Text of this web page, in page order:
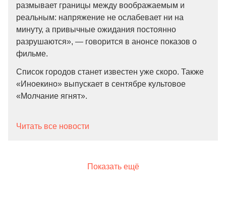
размывает границы между воображаемым и
реальным: напряжение не ослабевает ни на
минуту, а привычные ожидания постоянно
разрушаются», — говорится в анонсе показов о
фильме.
Список городов станет известен уже скоро. Также
«Иноекино» выпускает в сентябре культовое
«Молчание ягнят».
Читать все новости
Показать ещё